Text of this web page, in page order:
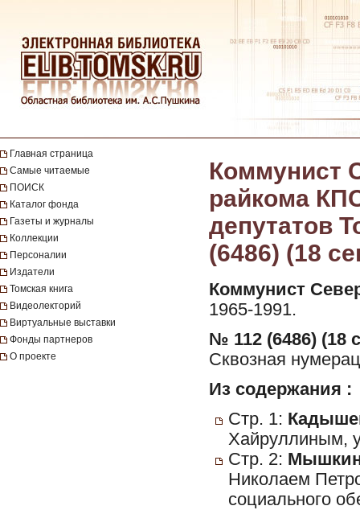
Главная страница
Самые читаемые
ПОИСК
Каталог фонда
Газеты и журналы
Коллекции
Персоналии
Издатели
Томская книга
Видеолекторий
Виртуальные выставки
Фонды партнеров
О проекте
Коммунист
райкома
депутатов
(6486) (18
Коммунист
1965-1991.
№ 112 (6486) (18
Сквозная
Из содержания :
Стр. 1:
Хайруллиным,
Стр. 2:
Николаем
социального